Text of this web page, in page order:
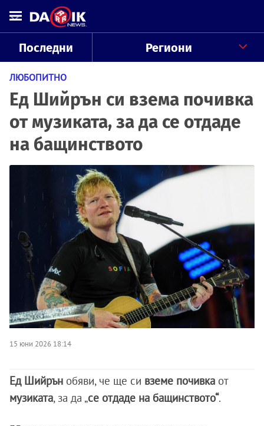
Последни Региони
ЛЮБОПИТНО
Ед Шийрън си взема почивка
от музиката, за да се отдаде
на бащинството
15 юни 2026 18:14
Ед Шийрън обяви, че ще си вземе почивка от
музиката, за да „се отдаде на бащинството“.